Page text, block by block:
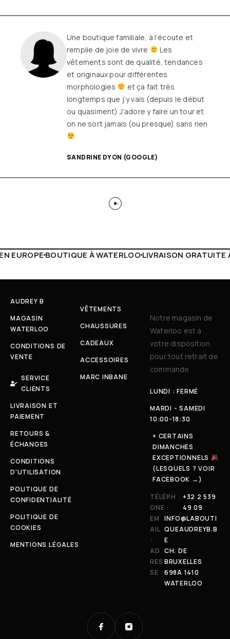
Un personnel adorable , une magnifique
boutique de fringues ou l'on déniché de
superbes vêtements super tendance .
Une qualité au top . Des petits cadeaux
a chaque anniversaire de la boutique
.Allez y faire un tour , vous ne ressortirez
pas les mains vides
9 ans que je
trouve mon bonheur
merci audrey …
LIVRAISON GRATUITE À PARTIR DE 150€LIVE
AUDREY B
MAGASIN
WATERLOO
CONDITIONS DE
VENTE
SERVICE
CLIENTS
LIVRAISON ET
PAIEMENT
RETOURS &
ÉCHANGES
CONDITIONS
D'UTILISATION
POLITIQUE DE
CONFIDENTIALITÉ
POLITIQUE DE
COOKIES
MENTIONS LÉGALES
VÊTEMENTS
CHAUSSURES
CADEAUX
ACCESSOIRES
MARC INBANE
Notre magasin de
Waterloo est à
votre disposition
pour tout retrait de
commande.
LUNDI : FERMÉ
MARDI - SAMEDI
10:00-18:30
+ CERTAINS
DIMANCHES
EXCEPTIONNELS
(LESQUELS ? VOIR
FACEBOOK →)
TÉLÉPH
ONE :
+32 2 539
49 09
EM
AIL
:
INFO@LABOUTI
QUEAUDREYB.B
E
AD
RES
SE :
CH. DE
BRUXELLES
698A 1410
WATERLOO